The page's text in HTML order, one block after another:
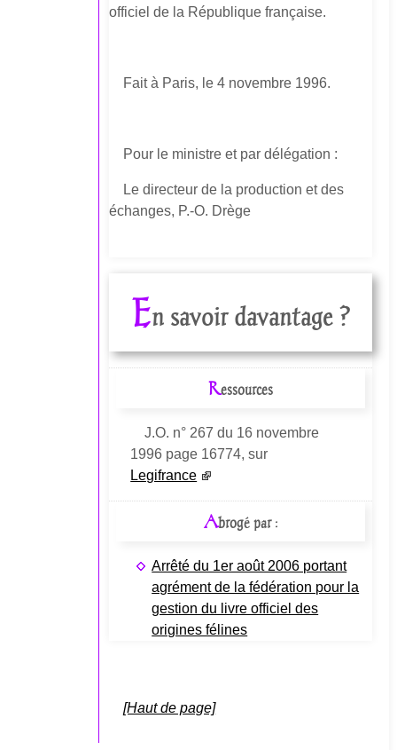
officiel de la République française.
Fait à Paris, le 4 novembre 1996.
Pour le ministre et par délégation :
Le directeur de la production et des
échanges, P.-O. Drège
En savoir davantage ?
Ressources
J.O. n° 267 du 16 novembre
1996 page 16774, sur
Legifrance
Abrogé par :
Arrêté du 1er août 2006 portant
agrément de la fédération pour la
gestion du livre officiel des
origines félines
[Haut de page]